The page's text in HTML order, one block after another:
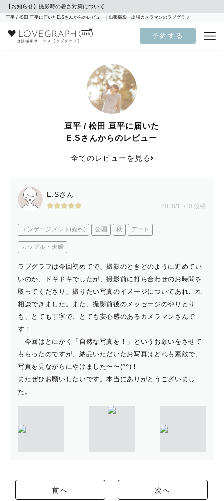
【お知らせ】撮影時の暑さ対策について
亘平 / 松田 亘平に届いたE.Sさんからのレビュー | 出張撮影・出張カメラマンのラブグラフ
予約する
亘平 / 松田 亘平に届いた
E.Sさんからのレビュー
全てのレビューを見る
E.Sさん
2018/11/10 投稿
エンゲージメント(婚約) 公園 秋 デート
カップル・夫婦
ラブグラフは今回初めてで、撮影のときどのように進めてい
いのか、ドキドキでしたが、撮影前に打ち合わせのお時間を
取ってくださり、撮りたい写真のイメージについてあれこれ
相談できました。また、撮影前後のメッセージのやりとり
も、とても丁寧で、とても安心感のあるカメラマンさんで
す！
今回はとにかく「自然な写真を！」というお願いをさせて
もらったのですが、納品いただいたお写真はどれも素敵で、
写真を見ながらにやけました〜〜(^^)！
またぜひお願いしたいです。本当にありがとうございまし
た。
前へ 次へ